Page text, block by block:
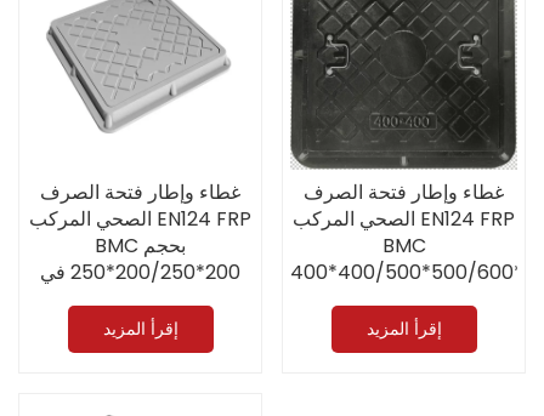
غطاء وإطار فتحة الصرف
الصحي المركب EN124 FRP
BMC بحجم
200*200/250*250 في
شكل مربع من المصنع
للاستخدام في الأماكن العامة
الخارجية
إقرأ المزيد
غطاء وإطار فتحة الصرف
الصحي المركب EN124 FRP
BMC
400*400/500*500/
في شكل مربع من المصنع
الصيني للبيع المباشر
إقرأ المزيد